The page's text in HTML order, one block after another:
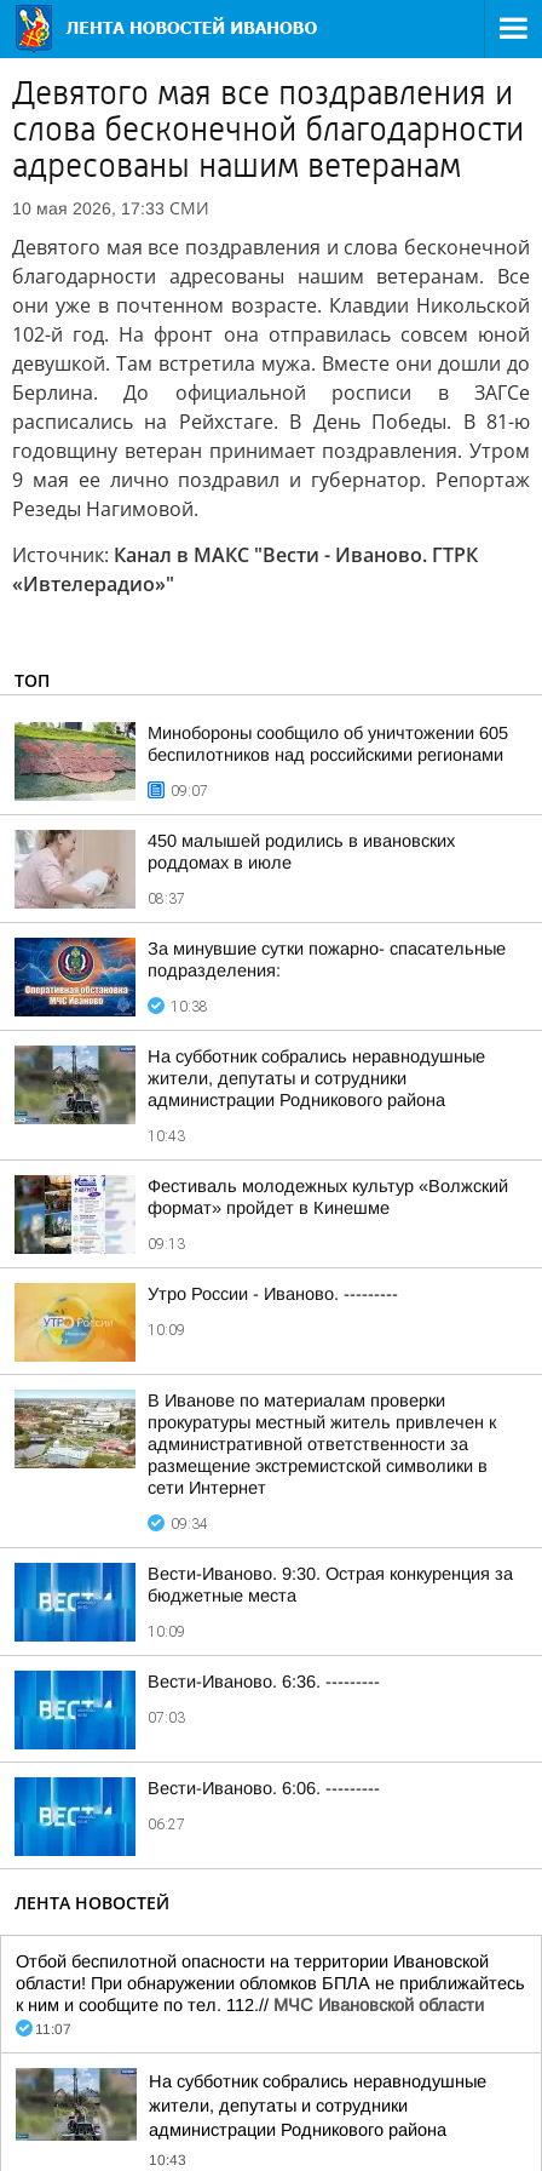
Девятого мая все поздравления и
слова бесконечной благодарности
адресованы нашим ветеранам
10 мая 2026, 17:33 СМИ
Девятого мая все поздравления и слова бесконечной
благодарности адресованы нашим ветеранам. Все
они уже в почтенном возрасте. Клавдии Никольской
102-й год. На фронт она отправилась совсем юной
девушкой. Там встретила мужа. Вместе они дошли до
Берлина. До официальной росписи в ЗАГСе
расписались на Рейхстаге. В День Победы. В 81-ю
годовщину ветеран принимает поздравления. Утром
9 мая ее лично поздравил и губернатор. Репортаж
Резеды Нагимовой.
Источник: Канал в МАКС "Вести - Иваново. ГТРК
«Ивтелерадио»"
ТОП
Минобороны сообщило об уничтожении 605
беспилотников над российскими регионами
09:07
450 малышей родились в ивановских
роддомах в июле
08:37
За минувшие сутки пожарно- спасательные
подразделения:
10:38
На субботник собрались неравнодушные
жители, депутаты и сотрудники
администрации Родникового района
10:43
Фестиваль молодежных культур «Волжский
формат» пройдет в Кинешме
09:13
Утро России - Иваново. ---------
10:09
В Иванове по материалам проверки
прокуратуры местный житель привлечен к
административной ответственности за
размещение экстремистской символики в
сети Интернет
09:34
Вести-Иваново. 9:30. Острая конкуренция за
бюджетные места
10:09
Вести-Иваново. 6:36. ---------
07:03
Вести-Иваново. 6:06. ---------
06:27
ЛЕНТА НОВОСТЕЙ
Отбой беспилотной опасности на территории Ивановской
области! При обнаружении обломков БПЛА не приближайтесь
к ним и сообщите по тел. 112.// МЧС Ивановской области
11:07
На субботник собрались неравнодушные
жители, депутаты и сотрудники
администрации Родникового района
10:43